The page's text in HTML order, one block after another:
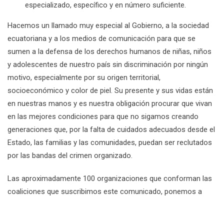
especializado, específico y en número suficiente.
Hacemos un llamado muy especial al Gobierno, a la sociedad
ecuatoriana y a los medios de comunicación para que se
sumen a la defensa de los derechos humanos de niñas, niños
y adolescentes de nuestro país sin discriminación por ningún
motivo, especialmente por su origen territorial,
socioeconómico y color de piel. Su presente y sus vidas están
en nuestras manos y es nuestra obligación procurar que vivan
en las mejores condiciones para que no sigamos creando
generaciones que, por la falta de cuidados adecuados desde el
Estado, las familias y las comunidades, puedan ser reclutados
por las bandas del crimen organizado.
Las aproximadamente 100 organizaciones que conforman las
coaliciones que suscribimos este comunicado, ponemos a